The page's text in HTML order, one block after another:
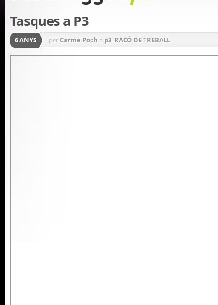
Tasques a P3
6 ANYS per Carme Poch a p3, RACÓ DE TREBALL